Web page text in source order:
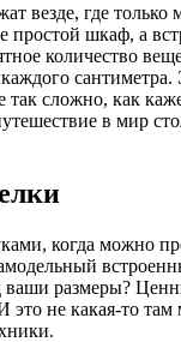
где только
шкаф, а
количество
сложно, как
в мир
когда можно
размеры?
не какая-то